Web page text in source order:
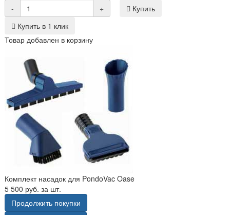
-
+
Купить
Купить в 1 клик
Товар добавлен в корзину
Комплект насадок для PondoVac Oase
5 500 руб. за шт.
Продолжить покупки